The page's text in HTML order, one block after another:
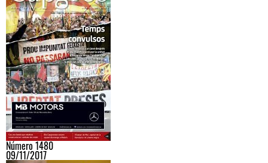
Número 1480
09/11/2017